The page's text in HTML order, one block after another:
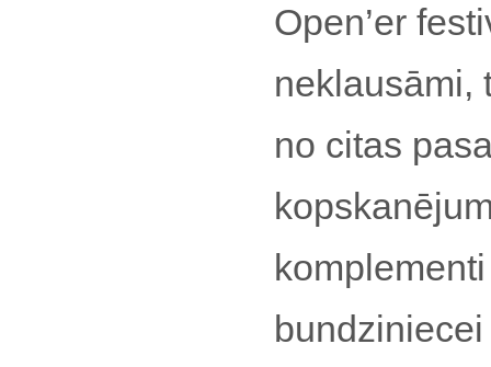
Open’er
neklausāmi,
no citas